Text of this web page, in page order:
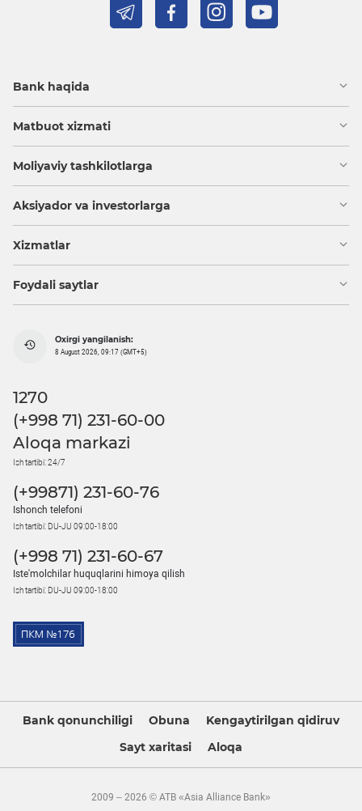
Bank haqida
Matbuot xizmati
Moliyaviy tashkilotlarga
Aksiyador va investorlarga
Xizmatlar
Foydali saytlar
Oxirgi yangilanish:
8 August 2026, 09:17 (GMT+5)
1270
(+998 71) 231-60-00
Aloqa markazi
Ish tartibi: 24/7
(+99871) 231-60-76
Ishonch telefoni
Ish tartibi: DU-JU 09:00-18:00
(+998 71) 231-60-67
Iste'molchilar huquqlarini himoya qilish
Ish tartibi: DU-JU 09:00-18:00
Bank qonunchiligi Obuna
Kengaytirilgan qidiruv
Sayt xaritasi
Aloqa
2009 – 2026 © ATB «Asia Alliance Bank»